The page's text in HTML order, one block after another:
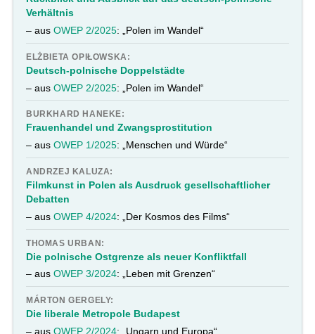
Verhältnis
– ausOWEP 2/2025: „Polen im Wandel“
ELŻBIETA OPIŁOWSKA:
Deutsch-polnische Doppelstädte
– ausOWEP 2/2025: „Polen im Wandel“
BURKHARD HANEKE:
Frauenhandel und Zwangsprostitution
– ausOWEP 1/2025: „Menschen und Würde“
ANDRZEJ KALUZA:
Filmkunst in Polen als Ausdruck gesellschaftlicher
Debatten
– ausOWEP 4/2024: „Der Kosmos des Films“
THOMAS URBAN:
Die polnische Ostgrenze als neuer Konfliktfall
– ausOWEP 3/2024: „Leben mit Grenzen“
MÁRTON GERGELY:
Die liberale Metropole Budapest
– ausOWEP 2/2024: „Ungarn und Europa“